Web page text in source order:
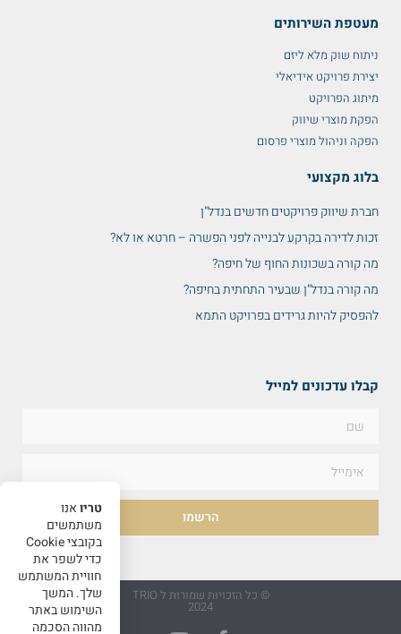
מעטפת השירותים
ניתוח שוק מלא ליזם
יצירת פרויקט אידיאלי
מיתוג הפרויקט
הפקת מוצרי שיווק
הפקה וניהול מוצרי פרסום
בלוג מקצועי
חברת שיווק פרויקטים חדשים בנדל"ן
זכות לדירה בקרקע לבנייה לפני הפשרה – חרטא או לא?
מה קורה בשכונות החוף של חיפה?
מה קורה בנדל"ן שבעיר התחתית בחיפה?
להפסיק להיות גרידים בפרויקט התמא
קבלו עדכונים למייל
הרשמו
© כל הזכויות שמורות ל TRIO
2024
טריואנו
משתמשים
בקובצי Cookie
כדי לשפר את
חוויית המשתמש
שלך. המשך
השימוש באתר
מהווה הסכמה